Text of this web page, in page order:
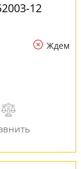
12
Ждем